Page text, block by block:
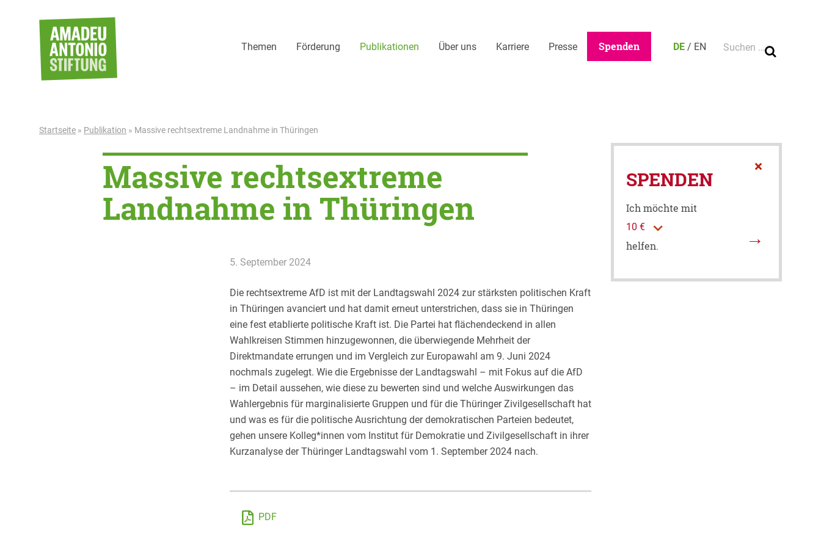
Themen Förderung Publikationen Über uns Karriere Presse Spenden DE / EN Suche nach:
Startseite » Publikation » Massive rechtsextreme Landnahme in Thüringen
Massive rechtsextreme
Landnahme in Thüringen
5. September 2024
Die rechtsextreme AfD ist mit der Landtagswahl 2024 zur stärksten politischen Kraft
in Thüringen avanciert und hat damit erneut unterstrichen, dass sie in Thüringen
eine fest etablierte politische Kraft ist. Die Partei hat flächendeckend in allen
Wahlkreisen Stimmen hinzugewonnen, die überwiegende Mehrheit der
Direktmandate errungen und im Vergleich zur Europawahl am 9. Juni 2024
nochmals zugelegt. Wie die Ergebnisse der Landtagswahl – mit Fokus auf die AfD
– im Detail aussehen, wie diese zu bewerten sind und welche Auswirkungen das
Wahlergebnis für marginalisierte Gruppen und für die Thüringer Zivilgesellschaft hat
und was es für die politische Ausrichtung der demokratischen Parteien bedeutet,
gehen unsere Kolleg*innen vom Institut für Demokratie und Zivilgesellschaft in ihrer
Kurzanalyse der Thüringer Landtagswahl vom 1. September 2024 nach.
PDF
×
SPENDEN
Ich möchte mit
helfen.